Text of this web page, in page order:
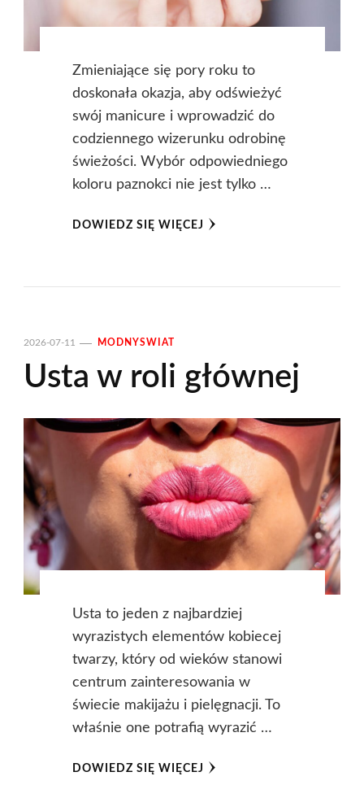
Zmieniające się pory roku to
doskonała okazja, aby odświeżyć
swój manicure i wprowadzić do
codziennego wizerunku odrobinę
świeżości. Wybór odpowiedniego
koloru paznokci nie jest tylko …
DOWIEDZ SIĘ WIĘCEJ
2026-07-11 MODNYSWIAT
Usta w roli głównej
Usta to jeden z najbardziej
wyrazistych elementów kobiecej
twarzy, który od wieków stanowi
centrum zainteresowania w
świecie makijażu i pielęgnacji. To
właśnie one potrafią wyrazić …
DOWIEDZ SIĘ WIĘCEJ